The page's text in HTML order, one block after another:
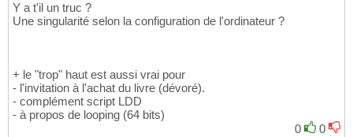
Y a t'il un truc ?
Une singularité selon la configuration de l'ordinateur ?
+ le "trop" haut est aussi vrai pour
- l'invitation à l'achat du livre (dévoré).
- complément script LDD
- à propos de looping (64 bits)
0
0